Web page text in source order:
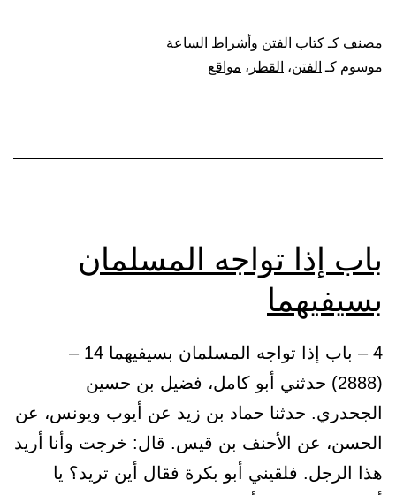
مصنف كـكتاب الفتن وأشراط الساعة
موسوم كـ الفتن، القطر ، مواقع
باب إذا تواجه المسلمان
بسيفيهما
4 – باب إذا تواجه المسلمان بسيفيهما 14 –
(2888) حدثني أبو كامل، فضيل بن حسين
الجحدري. حدثنا حماد بن زيد عن أيوب ويونس، عن
الحسن، عن الأحنف بن قيس. قال: خرجت وأنا أريد
هذا الرجل. فلقيني أبو بكرة فقال أين تريد؟ يا